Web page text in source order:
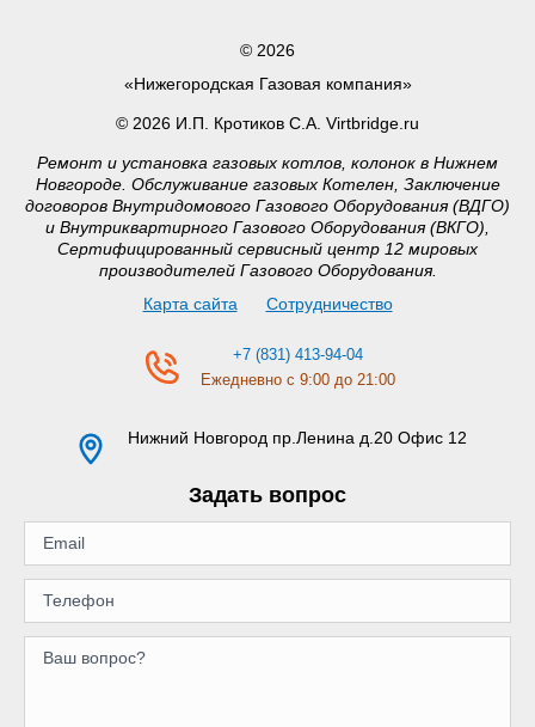
© 2026
«Нижегородская Газовая компания»
© 2026 И.П. Кротиков С.А. Virtbridge.ru
Ремонт и установка газовых котлов, колонок в Нижнем
Новгороде. Обслуживание газовых Котелен, Заключение
договоров Внутридомового Газового Оборудования (ВДГО)
и Внутриквартирного Газового Оборудования (ВКГО),
Сертифицированный сервисный центр 12 мировых
производителей Газового Оборудования.
Карта сайта
Сотрудничество
+7 (831) 413-94-04
Ежедневно с 9:00 до 21:00
Нижний Новгород пр.Ленина д.20 Офис 12
Задать вопрос